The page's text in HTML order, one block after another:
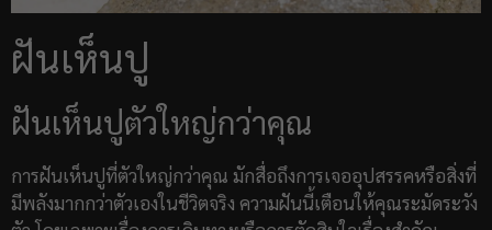
ฝันเห็นปู
ฝันเห็นปูตัวใหญ่กว่าคุณ
การฝันเห็นปูที่ตัวใหญ่กว่าคุณ มักสื่อถึงการเจออุปสรรคหรือสิ่งที่
มีพลังมากกว่าตัวเองในชีวิตจริง ความฝันนี้เตือนให้คุณระมัดระวัง